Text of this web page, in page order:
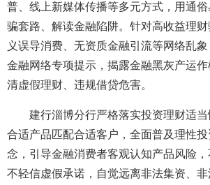
普、线上新媒体传播等多元方式，用通
骗套路、解读金融陷阱。针对高收益理
义误导消费、无资质金融引流等网络乱
金融网络专项提示，揭露金融黑灰产运
清虚假理财、违规借贷危害。
建行淄博分行严格落实投资理财适当
合适产品匹配合适客户，全面普及理性
念，引导金融消费者客观认知产品风险，
不轻信虚假承诺，自觉远离非法集资、